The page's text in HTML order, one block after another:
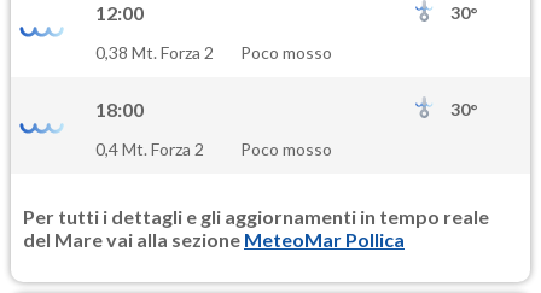
PM25
12:00
30°
0,38 Mt. Forza 2
Poco mosso
18:00
30°
0,4 Mt. Forza 2
Poco mosso
Per tutti i dettagli e gli aggiornamenti in tempo reale
del Mare vai alla sezione MeteoMar Pollica